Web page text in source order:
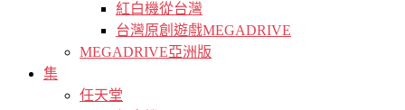
紅白機從台灣
台灣原創遊戲MEGADRIVE
MEGADRIVE亞洲版
集
任天堂